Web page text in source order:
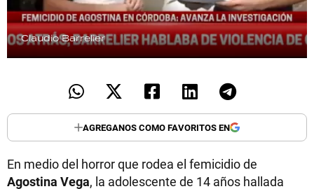
Claudio Barrelier
AGREGANOS COMO FAVORITOS EN
En medio del horror que rodea el femicidio de
Agostina Vega, la adolescente de 14 años hallada